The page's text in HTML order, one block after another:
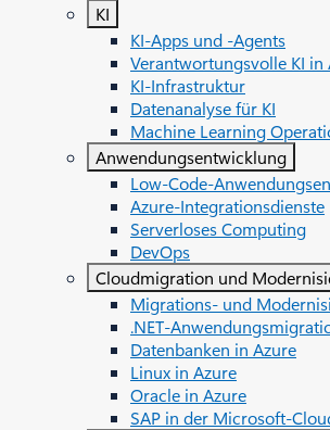
KI
KI-Apps und -Agents
Verantwortungsvolle KI in
KI-Infrastruktur
Datenanalyse für KI
Machine Learning
Anwendungsentwicklung
Low-Code-
Azure-Integrationsdienste
Serverloses Computing
DevOps
Cloudmigration und
Migrations- und
.NET-
Datenbanken in Azure
Linux in Azure
Oracle in Azure
SAP in der Microsoft-